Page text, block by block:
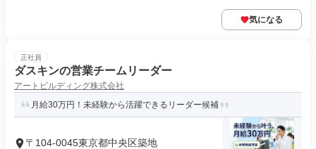
気になる
正社員
ダスキンの営業チームリーダー
アートビルディング株式会社
月給30万円！未経験から活躍できるリーダー候補
〒104-0045東京都中央区築地